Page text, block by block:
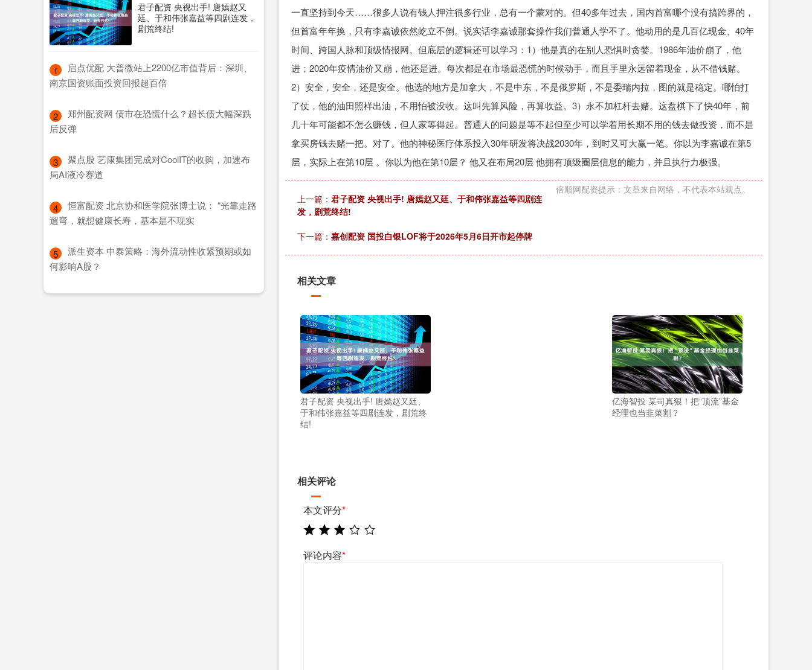
一直坚持到今天……很多人说有钱人押注很多行业，总有一个蒙对的。但40多年过去，国内首富哪个没有搞跨界的，
但首富年年换，只有李嘉诚依然屹立不倒。说实话李嘉诚那套操作我们普通人学不了。他动用的是几百亿现金、40年
时间、跨国人脉和顶级情报网。但底层的逻辑还可以学习：1）他是真的在别人恐惧时贪婪。1986年油价崩了，他
进；2020年疫情油价又崩，他还是进。每次都是在市场最恐慌的时候动手，而且手里永远留着现金，从不借钱赌。
2）安全，安全，还是安全。他选的地方是加拿大，不是中东，不是俄罗斯，不是委瑞内拉，图的就是稳定。哪怕打
了仗，他的油田照样出油，不用怕被没收。这叫先算风险，再算收益。3）永不加杠杆去赌。这盘棋下了快40年，前
几十年可能都不怎么赚钱，但人家等得起。普通人的问题是等不起但至少可以学着用长期不用的钱去做投资，而不是
拿买房钱去赌一把。对了。他的神秘医疗体系投入30年研发将决战2030年，到时又可大赢一笔。你以为李嘉诚在第5
层，实际上在第10层 。你以为他在第10层？ 他又在布局20层 他拥有顶级圈层信息的能力，并且执行力极强。
倍顺网配资提示：文章来自网络，不代表本站观点。
上一篇： 君子配资 央视出手! 唐嫣赵又廷、于和伟张嘉益等四剧连
发，剧荒终结!
下一篇： 嘉创配资 国投白银LOF将于2026年5月6日开市起停牌
相关文章
君子配资 央视出手! 唐嫣赵又廷、
于和伟张嘉益等四剧连发，剧荒终
结!
亿海智投 某司真狠！把“顶流”基金
经理也当韭菜割？
相关评论
本文评分*
评论内容*
君子配资 央视出手! 唐嫣赵又
廷、于和伟张嘉益等四剧连发，
剧荒终结!
1
​启点优配 大普微站上2200亿市值背后：深圳、
南京国资账面投资回报超百倍
2
​郑州配资网 债市在恐慌什么？超长债大幅深跌
后反弹
3
​聚点股 艺康集团完成对CoolIT的收购，加速布
局AI液冷赛道
4
​恒富配资 北京协和医学院张博士说： “光靠走路
遛弯，就想健康长寿，基本是不现实
5
​派生资本 中泰策略：海外流动性收紧预期或如
何影响A股？